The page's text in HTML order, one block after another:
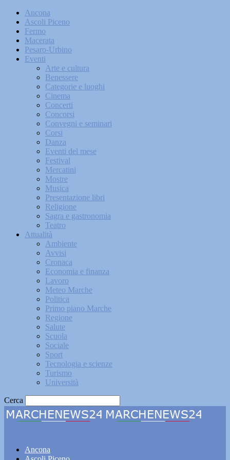
Ancona
Ascoli Piceno
Fermo
Macerata
Pesaro-Urbino
Eventi
Arte e cultura
Benessere
Categorie e luoghi
Cinema
Concerti
Concorsi
Convegni e seminari
Corsi
Danza
Eventi del mese
Festival
Mercatini
Mostre
Musica
Presentazione libri
Religione
Sagra e gastronomia
Teatro
Attualità
Ambiente
Avvisi
Cronaca
Economia e finanza
Lavoro
Meteo Marche
Politica
Primo piano Marche
Regione
Salute
Scuola
Sociale
Sport
Tecnologia e scienze
Turismo
Università
Cerca
Ancona